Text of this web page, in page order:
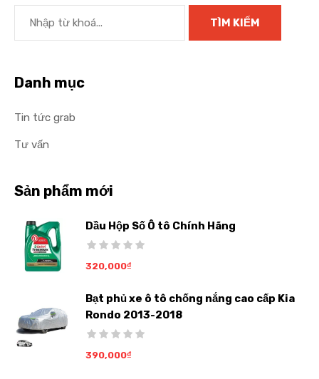
Danh mục
Tin tức grab
Tư vấn
Sản phẩm mới
Dầu Hộp Số Ô tô Chính Hãng
320,000₫
Bạt phủ xe ô tô chống nắng cao cấp Kia
Rondo 2013-2018
390,000₫